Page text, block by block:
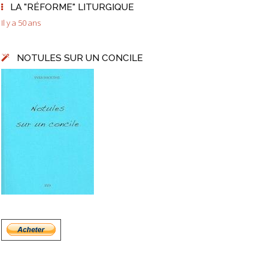
LA "RÉFORME" LITURGIQUE
Il y a 50 ans
NOTULES SUR UN CONCILE